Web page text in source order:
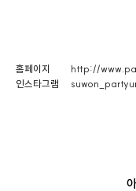
홈페이지
http://
인스타그램